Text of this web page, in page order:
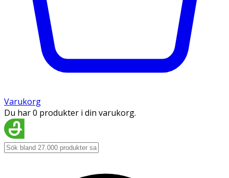
Varukorg
Du har 0 produkter i din varukorg.